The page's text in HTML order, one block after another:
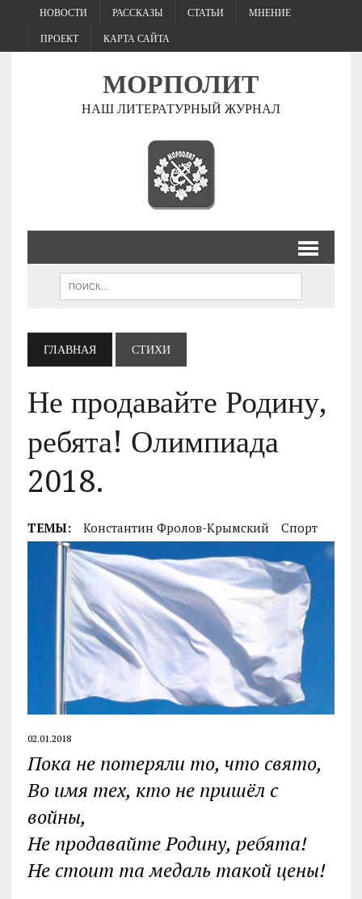
НОВОСТИ РАССКАЗЫ СТАТЬИ МНЕНИЕ
ПРОЕКТ КАРТА САЙТА
МОРПОЛИТ
НАШ ЛИТЕРАТУРНЫЙ ЖУРНАЛ
ГЛАВНАЯ СТИХИ
Не продавайте Родину,
ребята! Олимпиада
2018.
ТЕМЫ: Константин Фролов-Крымский Спорт
02.01.2018
Пока не потеряли то, что свято,
Во имя тех, кто не пришёл с
войны,
Не продавайте Родину, ребята!
Не стоит та медаль такой цены!